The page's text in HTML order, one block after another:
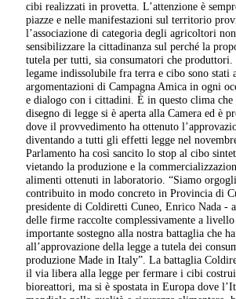
cibi realizzati in provetta. L’attenzione è
piazze e nelle manifestazioni sul territorio
l’associazione di categoria degli agricoltori
sensibilizzare la cittadinanza sul perché la
tutela per tutti, sia consumatori che
legame indissolubile fra terra e cibo sono stati
argomentazioni di Campagna Amica in ogni
e dialogo con i cittadini. È in questo clima che
disegno di legge si è aperta alla Camera ed è
dove il provvedimento ha ottenuto
diventando a tutti gli effetti legge nel
Parlamento ha così sancito lo stop al cibo
vietando la produzione e la
alimenti ottenuti in laboratorio. “Siamo
contribuito in modo concreto in Provincia di
presidente di Coldiretti Cuneo, Enrico Nada -
delle firme raccolte complessivamente a
importante sostegno alla nostra battaglia che
all’approvazione della legge a tutela dei
produzione Made in Italy”. La battaglia
il via libera alla legge per fermare i cibi
bioreattori, ma si è spostata in Europa dove